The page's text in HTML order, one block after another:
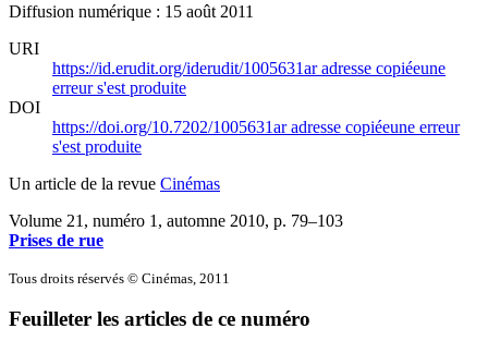
Diffusion numérique : 15 août 2011
URI
https://id.erudit.org/iderudit/1005631aradresse copiéeune
erreur s'est produite
DOI
https://doi.org/10.7202/1005631aradresse copiéeune erreur
s'est produite
Un article de la revue Cinémas
Volume 21, numéro 1, automne 2010, p. 79–103
Prises de rue
Tous droits réservés © Cinémas, 2011
Feuilleter les articles de ce numéro